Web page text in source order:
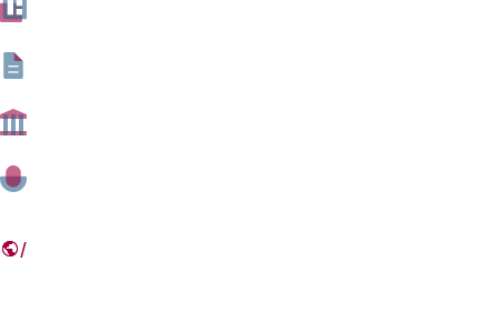
27 MAART 2018